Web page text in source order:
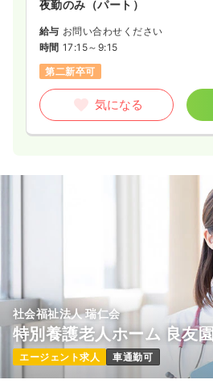
夜勤のみ（パート）
給与 お問い合わせください
時間 17:15～9:15
第二新卒可
気になる
社会福祉法人 瑞仁会
特別養護老人ホーム 良友園
エージェント求人 車通勤可